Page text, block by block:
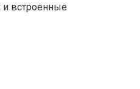
и встроенные